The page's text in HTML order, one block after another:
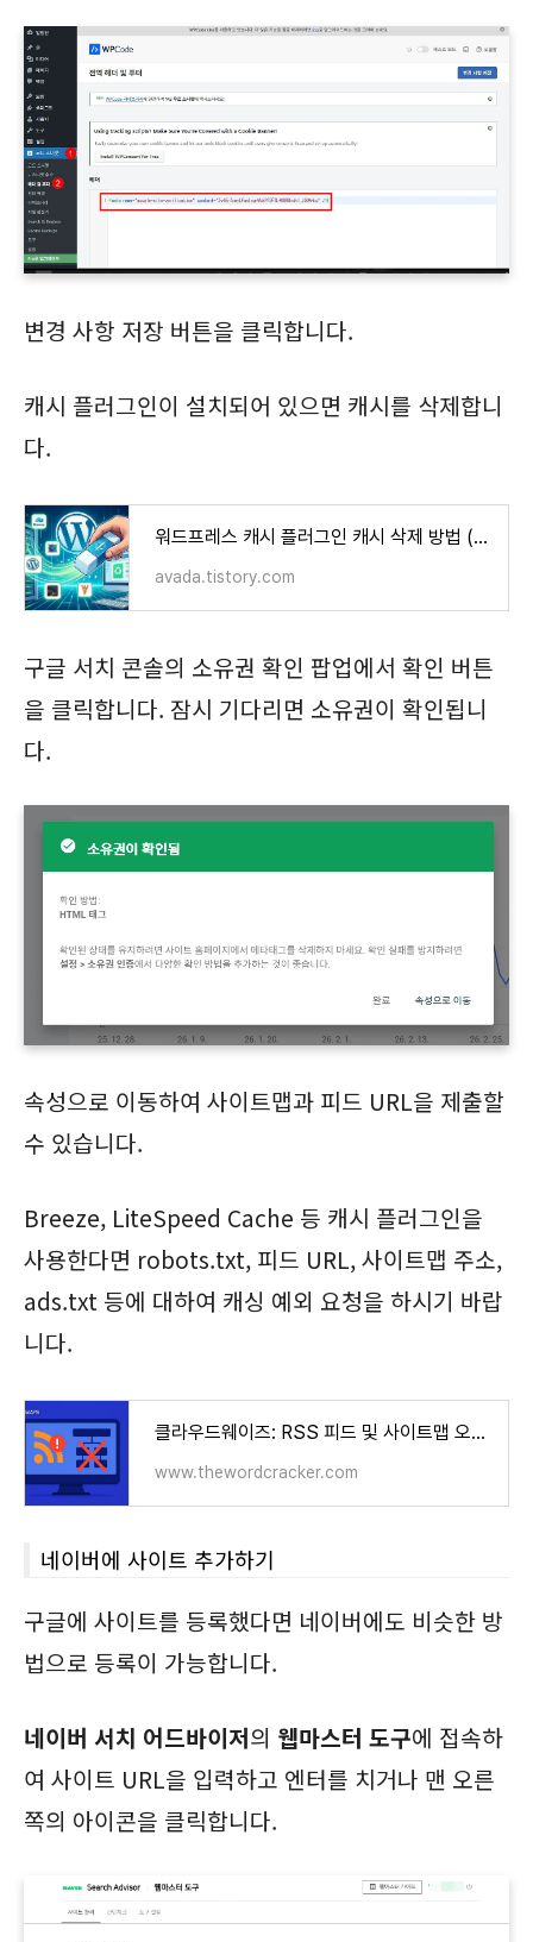
변경 사항 저장 버튼을 클릭합니다.
캐시 플러그인이 설치되어 있으면 캐시를 삭제합니
다.
워드프레스 캐시 플러그인 캐시 삭제 방법 (Breeze, LiteSpeed Cache, WP Super Cache, WP Rocket 등)
avada.tistory.com
구글 서치 콘솔의 소유권 확인 팝업에서 확인 버튼
을 클릭합니다. 잠시 기다리면 소유권이 확인됩니
다.
속성으로 이동하여 사이트맵과 피드 URL을 제출할
수 있습니다.
Breeze, LiteSpeed Cache 등 캐시 플러그인을
사용한다면 robots.txt, 피드 URL, 사이트맵 주소,
ads.txt 등에 대하여 캐싱 예외 요청을 하시기 바랍
니다.
클라우드웨이즈: RSS 피드 및 사이트맵 오류가 발생하는 경우 - 워드프레스 정보꾸러미
www.thewordcracker.com
네이버에 사이트 추가하기
구글에 사이트를 등록했다면 네이버에도 비슷한 방
법으로 등록이 가능합니다.
네이버 서치 어드바이저의 웹마스터 도구에 접속하
여 사이트 URL을 입력하고 엔터를 치거나 맨 오른
쪽의 아이콘을 클릭합니다.